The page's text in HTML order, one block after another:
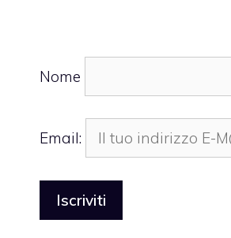
Nome
Email: